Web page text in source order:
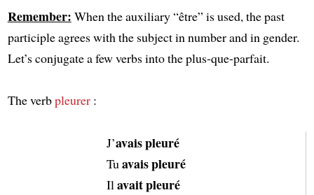
Remember: When the auxiliary “être” is used, the past
participle agrees with the subject in number and in gender.
Let’s conjugate a few verbs into the plus-que-parfait.
The verbpleurer:
J’avais pleuré
Tu avais pleuré
Il avait pleuré